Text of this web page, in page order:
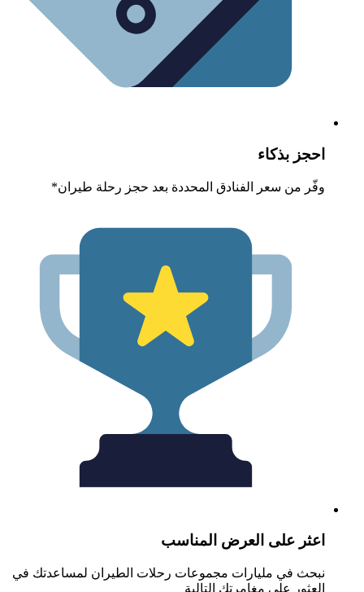
بذكاء
من سعر الفنادق المحددة بعد حجز رحلة طيران*
على العرض المناسب
في مليارات مجموعات رحلات الطيران لمساعدتك في
على مغامرتك التالية